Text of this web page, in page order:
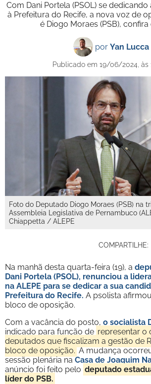
Com Dani Portela (PSOL) se
à Prefeitura do Recife, a nova voz de
é Diogo Moraes (PSB), confira
por Yan Lucca
Publicado em 19/06/2024, às
Foto do Deputado Diogo Moraes (PSB) na
Assembleia Legislativa de Pernambuco
Chiappetta / ALEPE
COMPARTILHE:
Na manhã desta quarta-feira (19), a
Dani Portela (PSOL), renunciou a
na ALEPE para se dedicar a sua
Prefeitura do Recife. A psolista
bloco de oposição.
Com a vacância do posto, o socialista
indicado para função de representar o
deputados que fiscalizam a gestão de
bloco de oposição. A mudança
sessão plenária naCasa de Joaquim
anúncio foi feito pelo deputado
líder do PSB.